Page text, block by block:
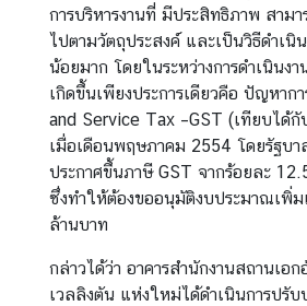
การบริหารงานที่ มีประสิทธิภาพ สาม
ไปตามวัตถุประสงค์ และเป็นวิธีดำเ
น้อยมาก โดยในระหว่างการดำเนิน
เกิดขึ้นเพียงประการเดียวคือ ปัญหาก
and Service Tax –GST (เทียบได้
เมื่อเดือนพฤษภาคม 2554 โดยรัฐบ
ประกาศขึ้นภาษี GST จากร้อยละ
ซึ่งทำให้ต้องขออนุมัติงบประมาณเพิ่
ล้านบาท
กล่าวได้ว่า อาคารสำนักงานสถานเอ
เวลลิงตัน แห่งใหม่ได้ดำเนินการปรับ